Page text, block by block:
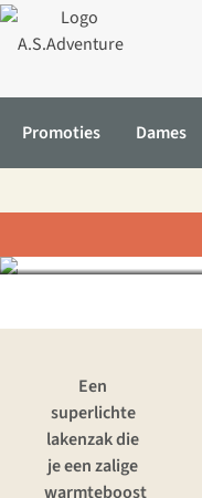
Promoties Dames
Home
Inspiratie & advies
Een
superlichte
lakenzak die
je een zalige
warmteboost